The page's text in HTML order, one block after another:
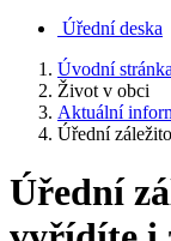
Úřední deska
Úvodní stránka
Život v obci
Aktuální
Úřední
Úřední